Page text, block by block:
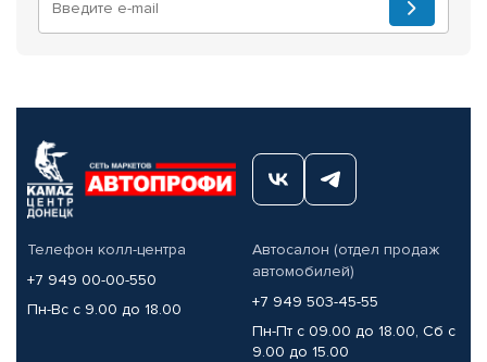
Телефон колл-центра
+7 949 00-00-550
Пн-Вс с 9.00 до 18.00
Автосалон (отдел продаж
автомобилей)
+7 949 503-45-55
Пн-Пт с 09.00 до 18.00, Сб с
9.00 до 15.00